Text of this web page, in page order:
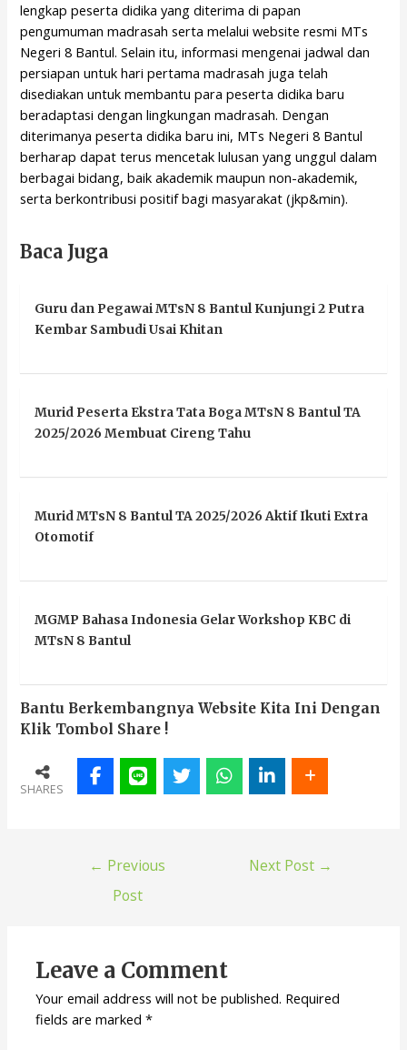
lengkap peserta didika yang diterima di papan
pengumuman madrasah serta melalui website resmi MTs
Negeri 8 Bantul. Selain itu, informasi mengenai jadwal dan
persiapan untuk hari pertama madrasah juga telah
disediakan untuk membantu para peserta didika baru
beradaptasi dengan lingkungan madrasah. Dengan
diterimanya peserta didika baru ini, MTs Negeri 8 Bantul
berharap dapat terus mencetak lulusan yang unggul dalam
berbagai bidang, baik akademik maupun non-akademik,
serta berkontribusi positif bagi masyarakat (jkp&min).
Baca Juga
Guru dan Pegawai MTsN 8 Bantul Kunjungi 2 Putra
Kembar Sambudi Usai Khitan
Murid Peserta Ekstra Tata Boga MTsN 8 Bantul TA
2025/2026 Membuat Cireng Tahu
Murid MTsN 8 Bantul TA 2025/2026 Aktif Ikuti Extra
Otomotif
MGMP Bahasa Indonesia Gelar Workshop KBC di
MTsN 8 Bantul
Bantu Berkembangnya Website Kita Ini Dengan
Klik Tombol Share !
SHARES
← Previous
Post
Next Post →
Leave a Comment
Your email address will not be published. Required
fields are marked*